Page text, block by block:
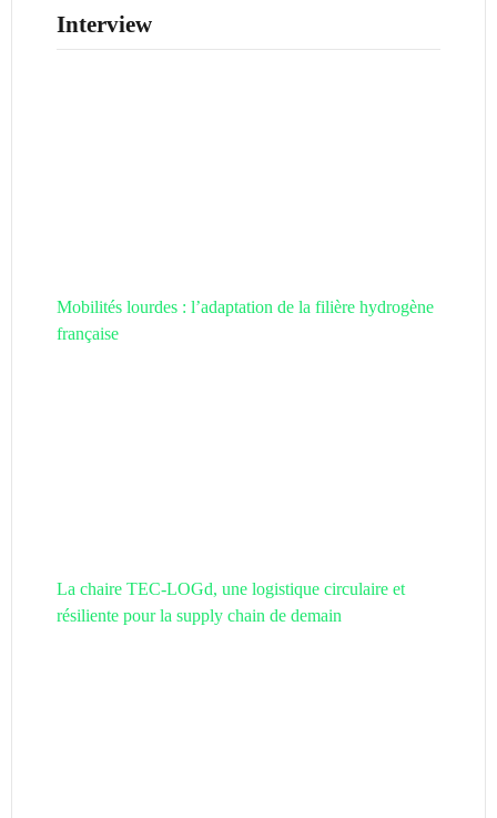
Interview
Mobilités lourdes : l’adaptation de la filière hydrogène
française
La chaire TEC-LOGd, une logistique circulaire et
résiliente pour la supply chain de demain